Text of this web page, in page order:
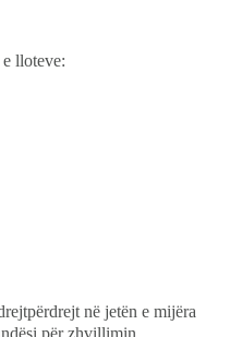
lloteve:
në jetën e mijëra